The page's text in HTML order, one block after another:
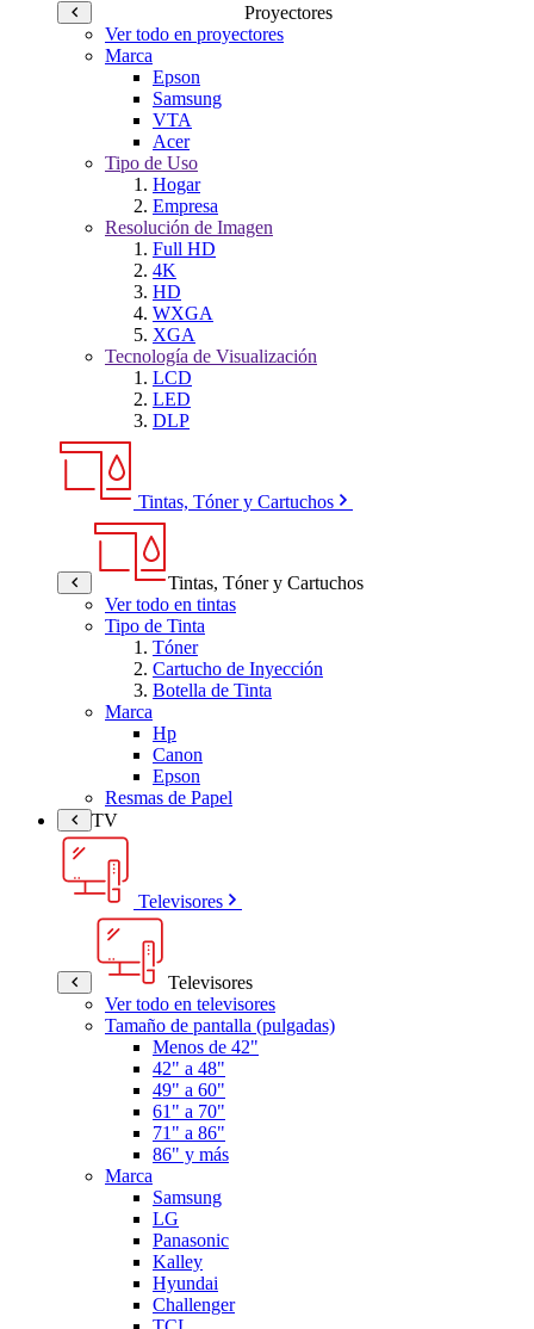
Proyectores
Ver todo en proyectores
Marca
Epson
Samsung
VTA
Acer
Tipo de Uso
Hogar
Empresa
Resolución de Imagen
Full HD
4K
HD
WXGA
XGA
Tecnología de Visualización
LCD
LED
DLP
Tintas, Tóner y Cartuchos
Tintas, Tóner y Cartuchos
Ver todo en tintas
Tipo de Tinta
Tóner
Cartucho de Inyección
Botella de Tinta
Marca
Hp
Canon
Epson
Resmas de Papel
TV
Televisores
Televisores
Ver todo en televisores
Tamaño de pantalla (pulgadas)
Menos de 42"
42" a 48"
49" a 60"
61" a 70"
71" a 86"
86" y más
Marca
Samsung
LG
Panasonic
Kalley
Hyundai
Challenger